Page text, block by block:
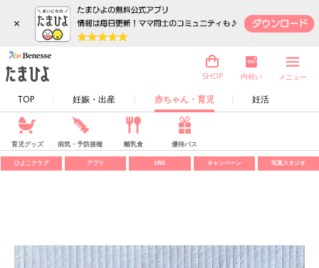
×
TOP 妊娠・出産 赤ちゃん・育児 妊活
SHOP 内祝い メニュー
育児グッズ 病気・予防接種 離乳食 優待パス
ひよこクラブ アプリ SNS キャンペーン 写真スタジオ